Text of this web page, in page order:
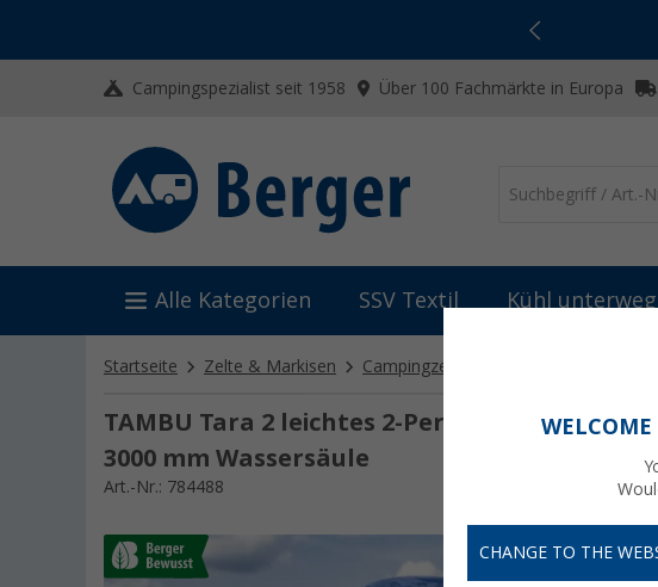
Campingspezialist seit 1958 Über 100 Fachmärkte in Europa
Alle Kategorien SSV Textil Kühl
Startseite Zelte & Markisen Campingzelte
TAMBU Tara 2 leichtes 2-Personen
3000 mm Wassersäule
Art.-Nr.: 784488
CHANGE TO THE